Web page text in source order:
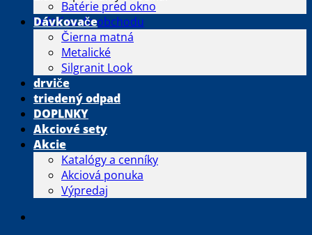
Vrátiť sa do obchodu
Batérie pred okno
Dávkovače
Čierna matná
Metalické
Silgranit Look
drviče
triedený odpad
DOPLNKY
Akciové sety
Akcie
Katalógy a cenníky
Akciová ponuka
Výpredaj